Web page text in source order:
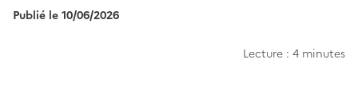
Publié le 10/06/2026
Lecture : 4 minutes